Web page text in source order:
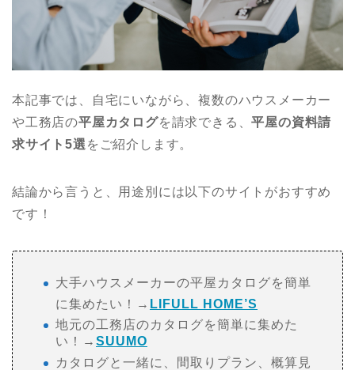
本記事では、自宅にいながら、複数のハウスメーカー
や工務店の平屋カタログを請求できる、平屋の資料請
求サイト5選 をご紹介します。
結論から言うと、用途別には以下のサイトがおすすめ
です！
大手ハウスメーカーの平屋カタログを簡単
に集めたい！→ LIFULL HOME’S
地元の工務店のカタログを簡単に集めた
い！→ SUUMO
カタログと一緒に、間取りプラン、概算見